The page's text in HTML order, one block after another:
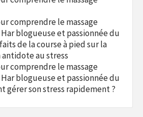
comprendre le massage
blogueuse et passionnée du
de la course à pied sur la
au stress
comprendre le massage
blogueuse et passionnée du
gérer son stress rapidement ?